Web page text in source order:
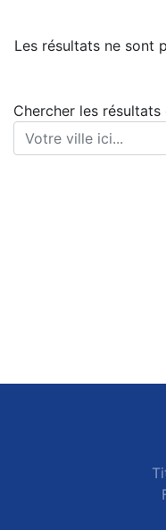
Les résultats ne sont
Chercher les